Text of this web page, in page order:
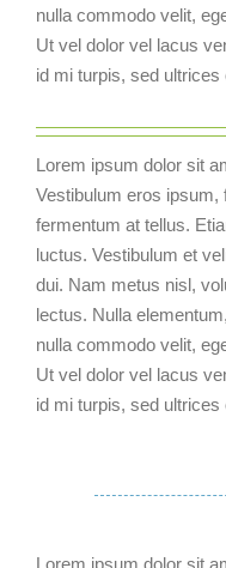
nulla commodo velit,
Ut vel dolor vel lacus
id mi turpis, sed ultrices
Lorem ipsum dolor sit
Vestibulum eros ipsum,
fermentum at tellus.
luctus. Vestibulum et
dui. Nam metus nisl,
lectus. Nulla
nulla commodo velit,
Ut vel dolor vel lacus
id mi turpis, sed ultrices
Lorem ipsum dolor sit